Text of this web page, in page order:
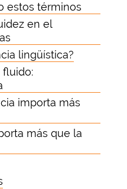
estos términos
en el
lingüística?
importa más
más que la